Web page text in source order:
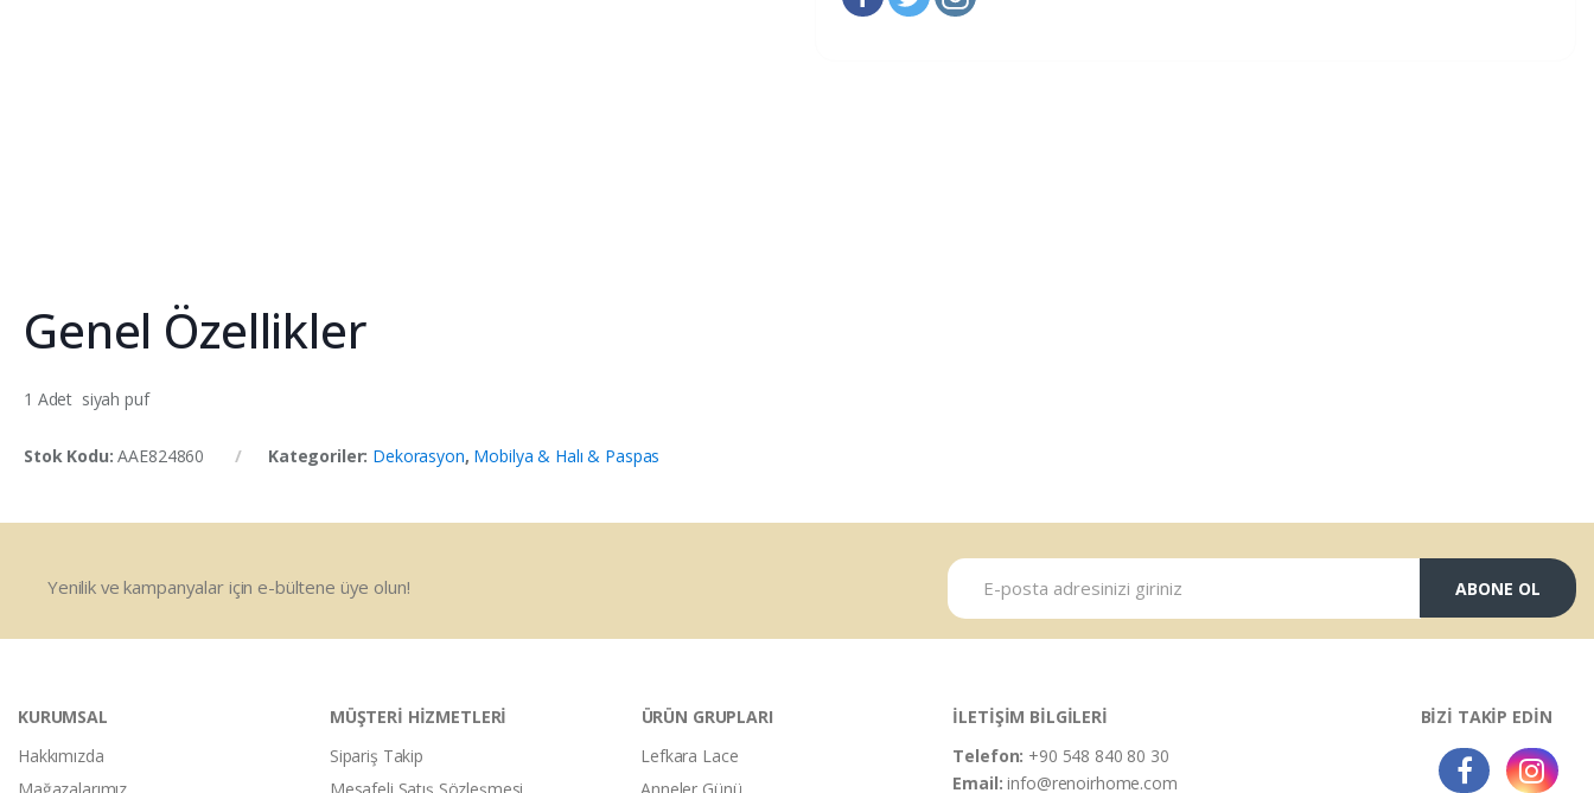
Genel Özellikler
1 Adet siyah puf
Stok Kodu:AAE824860 Kategoriler: Dekorasyon, Mobilya & Halı & Paspas
Yenilik ve kampanyalar için e-bültene üye olun! ABONE OL
KURUMSAL
Hakkımızda
Mağazalarımız
MÜŞTERİ HİZMETLERİ
Sipariş Takip
Mesafeli Satış Sözleşmesi
ÜRÜN GRUPLARI
Lefkara Lace
Anneler Günü
İLETİŞİM BİLGİLERİ
Telefon: +90 548 840 80 30
Email:info@renoirhome.com
BİZİ TAKİP EDİN